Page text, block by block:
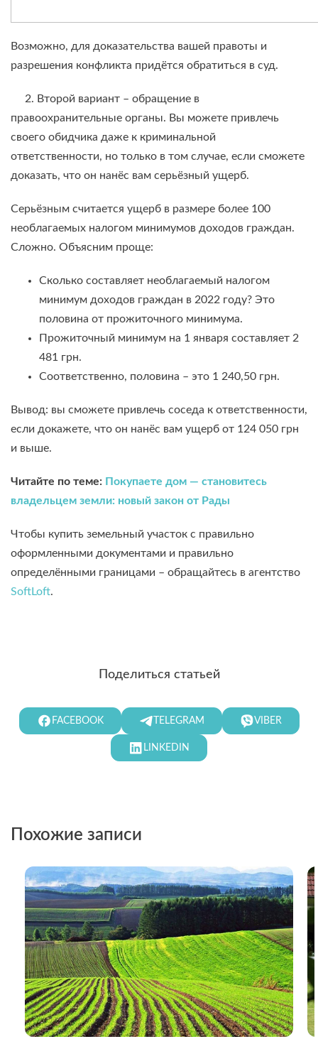
Возможно, для доказательства вашей правоты и
разрешения конфликта придётся обратиться в суд.
2. Второй вариант – обращение в
правоохранительные органы. Вы можете привлечь
своего обидчика даже к криминальной
ответственности, но только в том случае, если сможете
доказать, что он нанёс вам серьёзный ущерб.
Серьёзным считается ущерб в размере более 100
необлагаемых налогом минимумов доходов граждан.
Сложно. Объясним проще:
Сколько составляет необлагаемый налогом
минимум доходов граждан в 2022 году? Это
половина от прожиточного минимума.
Прожиточный минимум на 1 января составляет 2
481 грн.
Соответственно, половина – это 1 240,50 грн.
Вывод: вы сможете привлечь соседа к ответственности,
если докажете, что он нанёс вам ущерб от 124 050 грн
и выше.
Читайте по теме: Покупаете дом — становитесь
владельцем земли: новый закон от Рады
Чтобы купить земельный участок с правильно
оформленными документами и правильно
определёнными границами – обращайтесь в агентство
SoftLoft.
Поделиться статьей
FACEBOOK TELEGRAM VIBER
LINKEDIN
Похожие записи